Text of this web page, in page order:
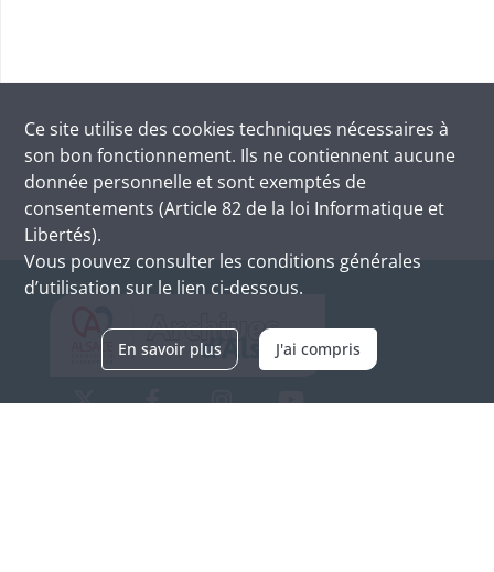
Ce site utilise des cookies techniques nécessaires à
son bon fonctionnement. Ils ne contiennent aucune
donnée personnelle et sont exemptés de
consentements (Article 82 de la loi Informatique et
Libertés).
Vous pouvez consulter les conditions générales
d’utilisation sur le lien ci-dessous.
En savoir plus J'ai compris